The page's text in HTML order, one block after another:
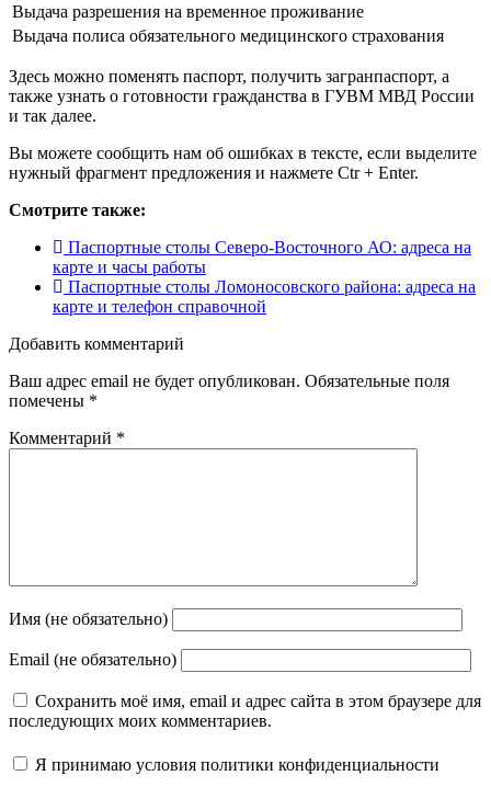
Выдача разрешения на временное проживание
Выдача полиса обязательного медицинского страхования
Здесь можно поменять паспорт, получить загранпаспорт, а
также узнать о готовности гражданства в ГУВМ МВД России
и так далее.
Вы можете сообщить нам об ошибках в тексте, если выделите
нужный фрагмент предложения и нажмете Ctr + Enter.
Смотрите также:
Паспортные столы Северо-Восточного АО: адреса на
карте и часы работы
Паспортные столы Ломоносовского района: адреса на
карте и телефон справочной
Добавить комментарий
Ваш адрес email не будет опубликован. Обязательные поля
помечены *
Комментарий *
Имя (не обязательно)
Email (не обязательно)
Сохранить моё имя, email и адрес сайта в этом браузере для
последующих моих комментариев.
Я принимаю условия политики конфиденциальности